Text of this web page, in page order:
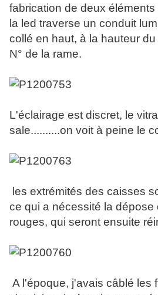
fabrication de deux
la led traverse un conduit
collé en haut, à la hauteur
N° de la rame.
L'éclairage est discret, le
sale..........on voit à peine le
les extrémités des caisses
ce qui a nécessité la dépose
rouges, qui seront ensuite
A l'époque, j'avais câblé les